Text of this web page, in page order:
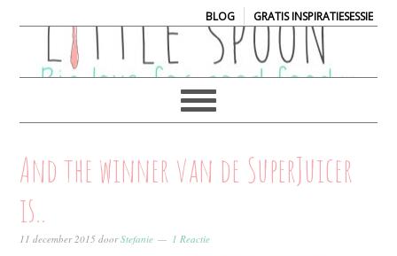
BLOG| GRATIS INSPIRATIESESSIE
And the winner van de SuperJuicer
is..
11 december 2015 doorStefanie 1 Reactie